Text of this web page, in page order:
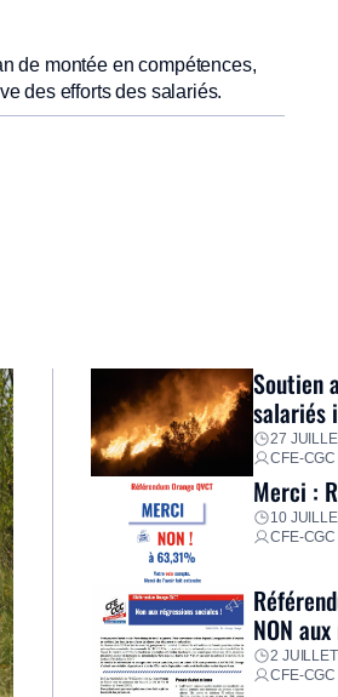
de montée en compétences,
des efforts des salariés.
Soutien
salariés
27
CFE-
Merci :
10
CFE-
NON
2
CFE-